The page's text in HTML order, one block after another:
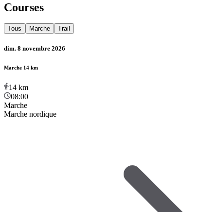
Courses
Tous Marche Trail
dim. 8 novembre 2026
Marche 14 km
14 km
08:00
Marche
Marche nordique